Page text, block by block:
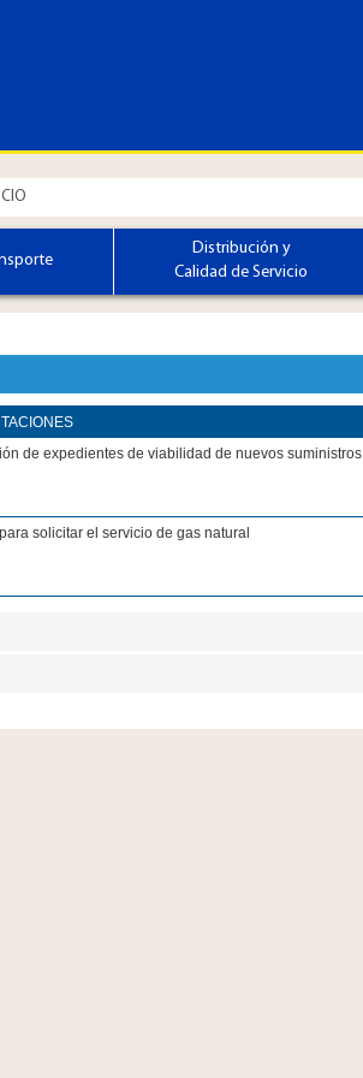
Distribución y
Calidad de Servicio
de expedientes de viabilidad de nuevos suministros
solicitar el servicio de gas natural